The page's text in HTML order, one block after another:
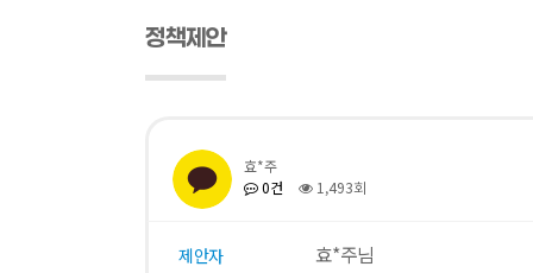
정책제안
효*주
0건
1,493회
제안자 효*주님